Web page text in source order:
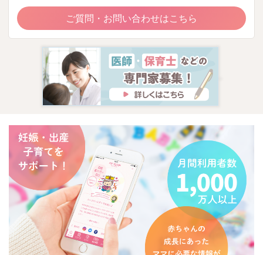
ご質問・お問い合わせはこちら